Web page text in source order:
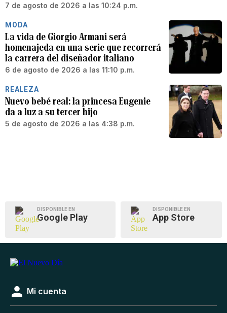
7 de agosto de 2026 a las 10:24 p.m.
MODA
La vida de Giorgio Armani será
homenajeda en una serie que recorrerá
la carrera del diseñador italiano
6 de agosto de 2026 a las 11:10 p.m.
REALEZA
Nuevo bebé real: la princesa Eugenie
da a luz a su tercer hijo
5 de agosto de 2026 a las 4:38 p.m.
DISPONIBLE EN
Google Play
DISPONIBLE EN
App Store
Mi cuenta